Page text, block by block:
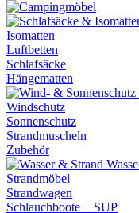
Isomatten
Luftbetten
Schlafsäcke
Hängematten
Windschutz
Sonnenschutz
Strandmuscheln
Zubehör
Strandmöbel
Strandwagen
Schlauchboote + SUP